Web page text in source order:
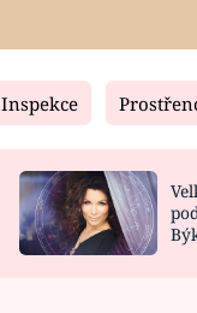
Fresh
NOVINKY
Inspekce